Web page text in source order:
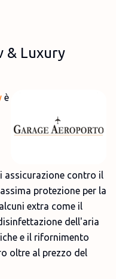
& Luxury
è
assicurazione contro il
protezione per la
extra come il
dell'aria
e il rifornimento
oltre al prezzo del